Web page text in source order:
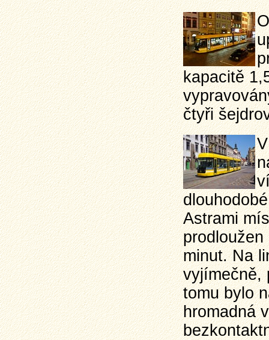
kapacitě
čtyři
Astrami
minut. Na
vyjímečně,
tomu bylo
hromadná